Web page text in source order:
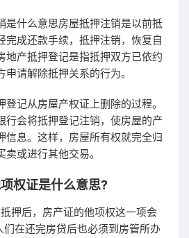
是什么意思房屋抵押注销是以前抵
完成还款手续，抵押注销，恢复自
地产抵押登记是指抵押双方已依约
请解除抵押关系的行为。
记从房屋产权证上删除的过程。
行会将抵押登记注销，使房屋的产
信息。这样，房屋所有权就完全归
或进行其他交易。
权证是什么意思?
押后，房产证的他项权这一项会
们在还完房贷后也必须到房管所办